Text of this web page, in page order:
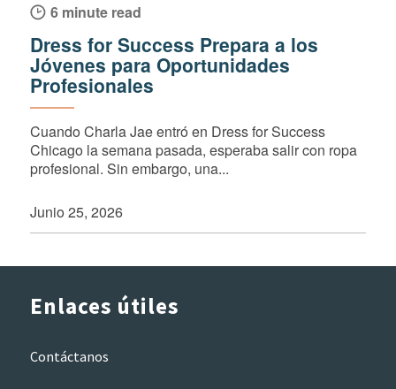
6 minute read
Dress for Success Prepara a los
Jóvenes para Oportunidades
Profesionales
Cuando Charla Jae entró en Dress for Success
Chicago la semana pasada, esperaba salir con ropa
profesional. Sin embargo, una...
Junio 25, 2026
Enlaces útiles
Contáctanos